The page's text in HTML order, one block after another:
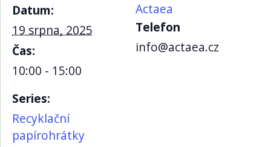
Datum:
19 srpna, 2025
Čas:
10:00 - 15:00
Series:
Recyklační
papírohrátky
Actaea
Telefon
info@actaea.cz